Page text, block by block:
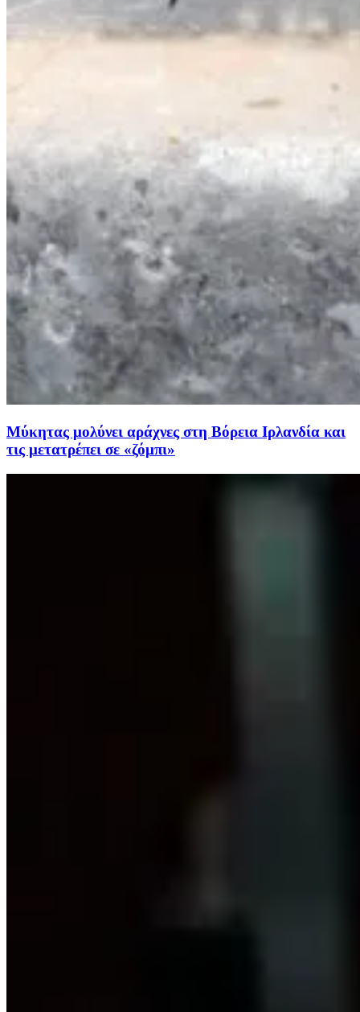
Μύκητας μολύνει αράχνες στη Βόρεια Ιρλανδία και
τις μετατρέπει σε «ζόμπι»